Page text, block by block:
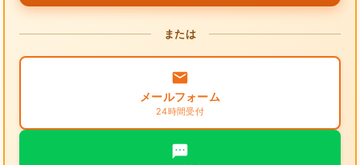
または
メールフォーム
24時間受付